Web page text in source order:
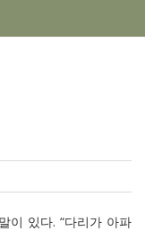
이 있다. “다리가 아파